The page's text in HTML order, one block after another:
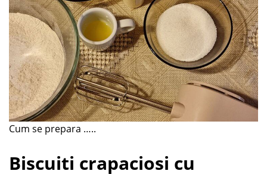
Cum se prepara …..
Biscuiti crapaciosi cu